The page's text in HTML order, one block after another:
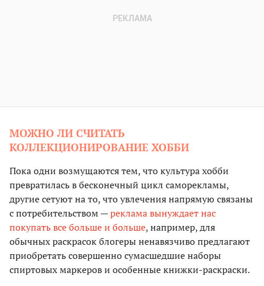
МОЖНО ЛИ СЧИТАТЬ
КОЛЛЕКЦИОНИРОВАНИЕ ХОББИ
Пока одни возмущаются тем, что культура хобби
превратилась в бесконечный цикл саморекламы,
другие сетуют на то, что увлечения напрямую связаны
с потребительством —реклама вынуждает нас
покупать все больше и больше, например, для
обычных раскрасок блогеры ненавязчиво предлагают
приобретать совершенно сумасшедшие наборы
спиртовых маркеров и особенные книжки-раскраски.